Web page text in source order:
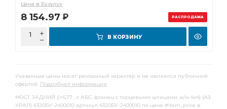
РАСПРОДАЖА
Цена в Бузулук
8 154.97 Р
В КОРЗИНУ
Указанные цены носят рекламный характер и не являются публичной
офертой. Подробная информация
МОСТ ЗАДНИЙ (i=6,77 , с АБС, фланец с торцевыми шлицами, а/м 4х4) (АЗ
УРАЛ) 4320БУ-2400010 артикул 4320БУ-2400010 по цене #item_price в